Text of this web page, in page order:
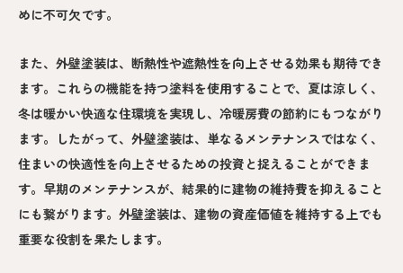
めに不可欠です。
また、外壁塗装は、断熱性や遮熱性を向上させる効果も期待でき
ます。これらの機能を持つ塗料を使用することで、夏は涼しく、
冬は暖かい快適な住環境を実現し、冷暖房費の節約にもつながり
ます。したがって、外壁塗装は、単なるメンテナンスではなく、
住まいの快適性を向上させるための投資と捉えることができま
す。早期のメンテナンスが、結果的に建物の維持費を抑えること
にも繋がります。外壁塗装は、建物の資産価値を維持する上でも
重要な役割を果たします。